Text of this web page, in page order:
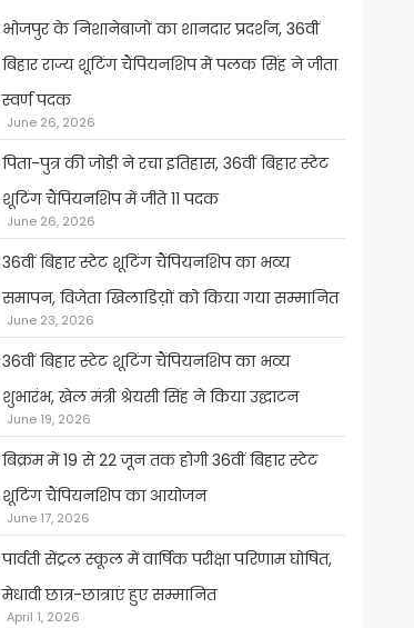
भोजपुर के निशानेबाजों का शानदार प्रदर्शन, 36वीं
बिहार राज्य शूटिंग चैंपियनशिप में पलक सिंह ने जीता
स्वर्ण पदक
June 26, 2026
पिता-पुत्र की जोड़ी ने रचा इतिहास, 36वीं बिहार स्टेट
शूटिंग चैंपियनशिप में जीते 11 पदक
June 26, 2026
36वीं बिहार स्टेट शूटिंग चैंपियनशिप का भव्य
समापन, विजेता खिलाडिय़ों को किया गया सम्मानित
June 23, 2026
36वीं बिहार स्टेट शूटिंग चैंपियनशिप का भव्य
शुभारंभ, खेल मंत्री श्रेयसी सिंह ने किया उद्घाटन
June 19, 2026
बिक्रम में 19 से 22 जून तक होगी 36वीं बिहार स्टेट
शूटिंग चैंपियनशिप का आयोजन
June 17, 2026
पार्वती सेंट्रल स्कूल में वार्षिक परीक्षा परिणाम घोषित,
मेधावी छात्र-छात्राएं हुए सम्मानित
April 1, 2026